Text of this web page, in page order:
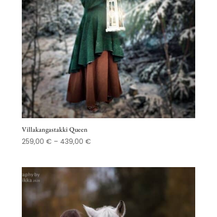
Villakangastakki Queen
259,00 € – 439,00 €Hintaluokka:
439,00 €